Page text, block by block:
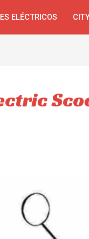
ELÉCTRICOS